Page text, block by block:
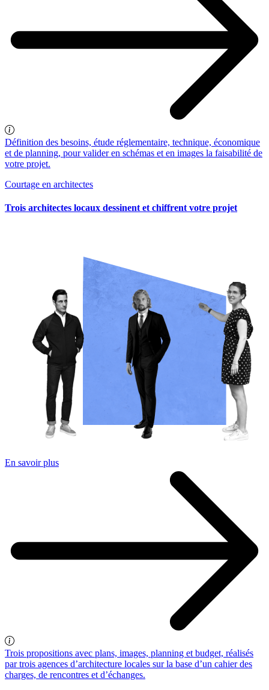
Définition des besoins, étude réglementaire, technique, économique
et de planning, pour valider en schémas et en images la faisabilité de
votre projet.
Courtage en architectes
Trois architectes locaux dessinent et chiffrent votre projet
En savoir plus
Trois propositions avec plans, images, planning et budget, réalisés
par trois agences d’architecture locales sur la base d’un cahier des
charges, de rencontres et d’échanges.